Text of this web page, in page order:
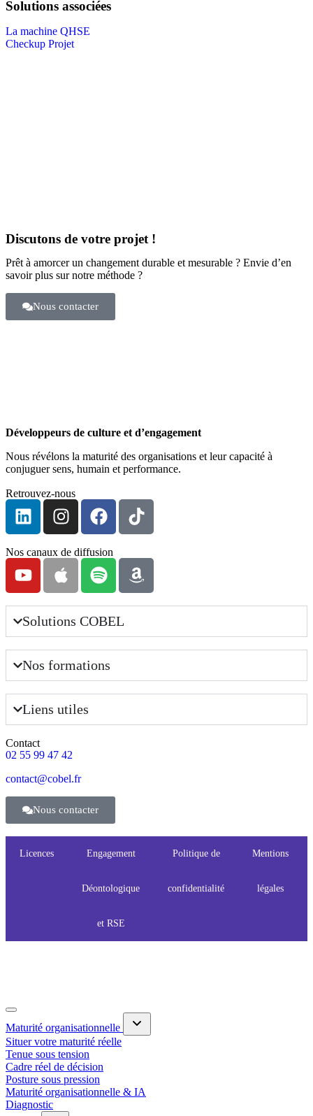
Solutions associées
La machine QHSE
Checkup Projet
Discutons de votre projet !
Prêt à amorcer un changement durable et mesurable ? Envie d’en
savoir plus sur notre méthode ?
Nous contacter
Développeurs de culture et d’engagement
Nous révélons la maturité des organisations et leur capacité à
conjuguer sens, humain et performance.
Retrouvez-nous
Nos canaux de diffusion
Solutions COBEL
Nos formations
Liens utiles
Contact
02 55 99 47 42
contact@cobel.fr
Nous contacter
Licences Engagement
Déontologique
et RSE
Politique de
confidentialité
Mentions
légales
Maturité organisationnelle
Situer votre maturité réelle
Tenue sous tension
Cadre réel de décision
Posture sous pression
Maturité organisationnelle & IA
Diagnostic